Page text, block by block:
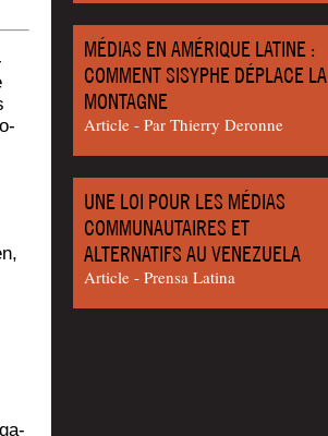
MÉDIAS EN AMÉRIQUE LATINE :
COMMENT SISYPHE DÉPLACE LA
MONTAGNE
Article - Par Thier­ry Deronne
UNE LOI POUR LES MÉDIAS
COMMUNAUTAIRES ET
ALTERNATIFS AU VENEZUELA
Article - Pren­sa Latina